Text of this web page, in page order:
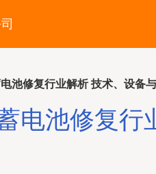
池修复行业解析 技术、设备
电池修复行